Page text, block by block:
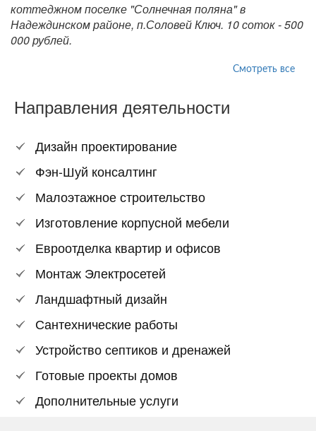
коттеджном поселке "Солнечная поляна" в
Надеждинском районе, п.Соловей Ключ. 10 соток - 500
000 рублей.
Смотреть все
Направления деятельности
Дизайн проектирование
Фэн-Шуй консалтинг
Малоэтажное строительство
Изготовление корпусной мебели
Евроотделка квартир и офисов
Монтаж Электросетей
Ландшафтный дизайн
Сантехнические работы
Устройство септиков и дренажей
Готовые проекты домов
Дополнительные услуги